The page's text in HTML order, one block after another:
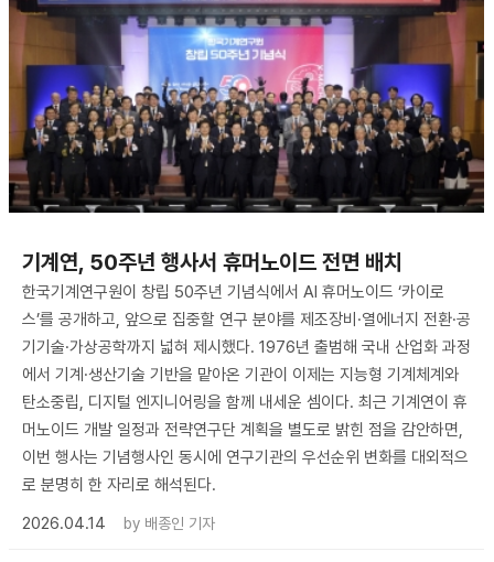
기계연, 50주년 행사서 휴머노이드 전면 배치
한국기계연구원이 창립 50주년 기념식에서 AI 휴머노이드 ‘카이로
스’를 공개하고, 앞으로 집중할 연구 분야를 제조장비·열에너지 전환·공
기기술·가상공학까지 넓혀 제시했다. 1976년 출범해 국내 산업화 과정
에서 기계·생산기술 기반을 맡아온 기관이 이제는 지능형 기계체계와
탄소중립, 디지털 엔지니어링을 함께 내세운 셈이다. 최근 기계연이 휴
머노이드 개발 일정과 전략연구단 계획을 별도로 밝힌 점을 감안하면,
이번 행사는 기념행사인 동시에 연구기관의 우선순위 변화를 대외적으
로 분명히 한 자리로 해석된다.
2026.04.14
by 배종인 기자